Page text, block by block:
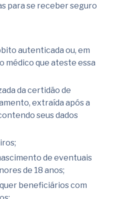
para se receber seguro
autenticada ou, em
médico que ateste essa
da certidão de
extraída após a
seus dados
de eventuais
de 18 anos;
beneficiários com